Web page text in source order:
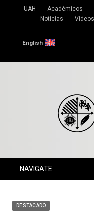
UAH Académicos
Noticias
Videos
English
NAVIGATE
DESTACADO